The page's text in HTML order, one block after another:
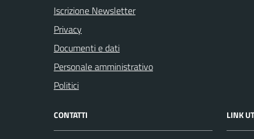
Iscrizione Newsletter
Privacy
Documenti e dati
Personale amministrativo
Politici
CONTATTI LINK